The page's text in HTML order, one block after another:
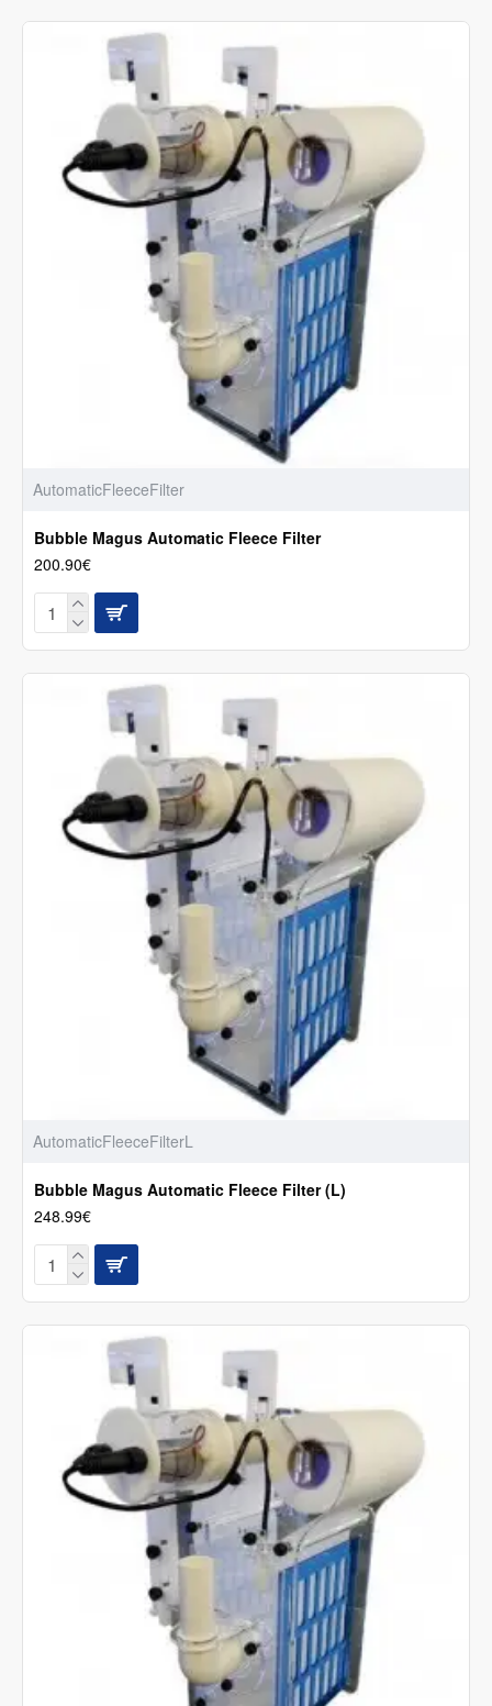
AutomaticFleeceFilter
Bubble Magus Automatic Fleece Filter
200.90€
AutomaticFleeceFilterL
Bubble Magus Automatic Fleece Filter (L)
248.99€